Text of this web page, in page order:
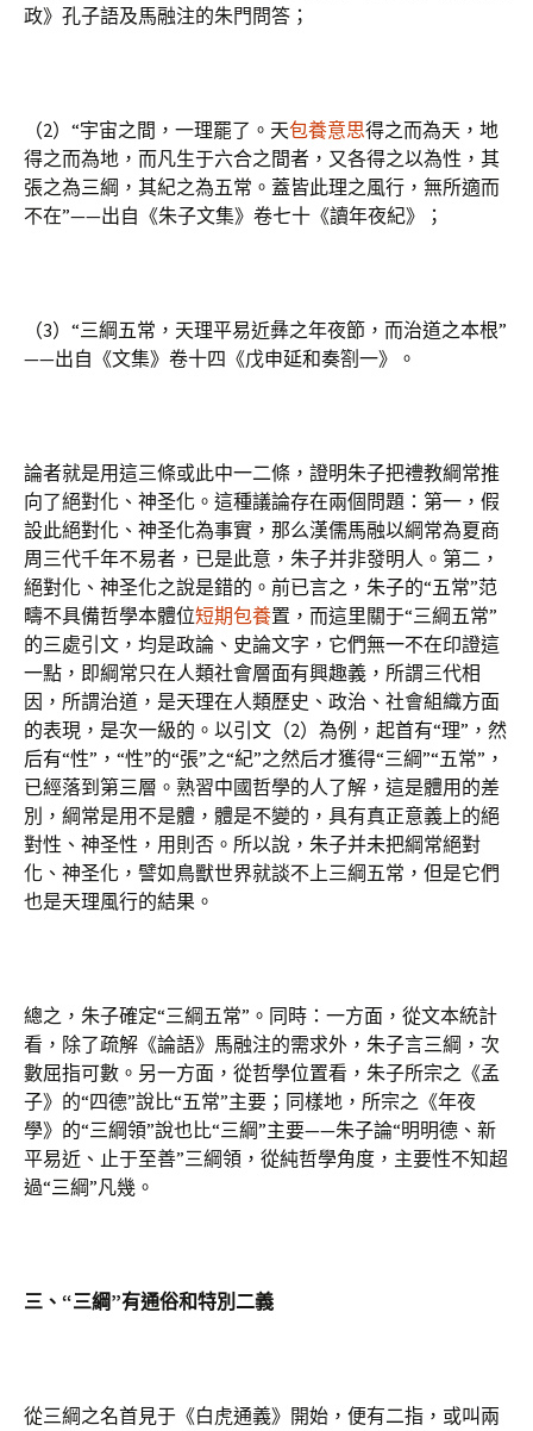
政》孔子語及馬融注的朱門問答；
（2）“宇宙之間，一理罷了。天包養意思得之而為天，地
得之而為地，而凡生于六合之間者，又各得之以為性，其
張之為三綱，其紀之為五常。蓋皆此理之風行，無所適而
不在”——出自《朱子文集》卷七十《讀年夜紀》；
（3）“三綱五常，天理平易近彝之年夜節，而治道之本根”
——出自《文集》卷十四《戊申延和奏劄一》。
論者就是用這三條或此中一二條，證明朱子把禮教綱常推
向了絕對化、神圣化。這種議論存在兩個問題：第一，假
設此絕對化、神圣化為事實，那么漢儒馬融以綱常為夏商
周三代千年不易者，已是此意，朱子并非發明人。第二，
絕對化、神圣化之說是錯的。前已言之，朱子的“五常”范
疇不具備哲學本體位短期包養置，而這里關于“三綱五常”
的三處引文，均是政論、史論文字，它們無一不在印證這
一點，即綱常只在人類社會層面有興趣義，所謂三代相
因，所謂治道，是天理在人類歷史、政治、社會組織方面
的表現，是次一級的。以引文（2）為例，起首有“理”，然
后有“性”，“性”的“張”之“紀”之然后才獲得“三綱”“五常”，
已經落到第三層。熟習中國哲學的人了解，這是體用的差
別，綱常是用不是體，體是不變的，具有真正意義上的絕
對性、神圣性，用則否。所以說，朱子并未把綱常絕對
化、神圣化，譬如鳥獸世界就談不上三綱五常，但是它們
也是天理風行的結果。
總之，朱子確定“三綱五常”。同時：一方面，從文本統計
看，除了疏解《論語》馬融注的需求外，朱子言三綱，次
數屈指可數。另一方面，從哲學位置看，朱子所宗之《孟
子》的“四德”說比“五常”主要；同樣地，所宗之《年夜
學》的“三綱領”說也比“三綱”主要——朱子論“明明德、新
平易近、止于至善”三綱領，從純哲學角度，主要性不知超
過“三綱”凡幾。
三、“三綱”有通俗和特別二義
從三綱之名首見于《白虎通義》開始，便有二指，或叫兩